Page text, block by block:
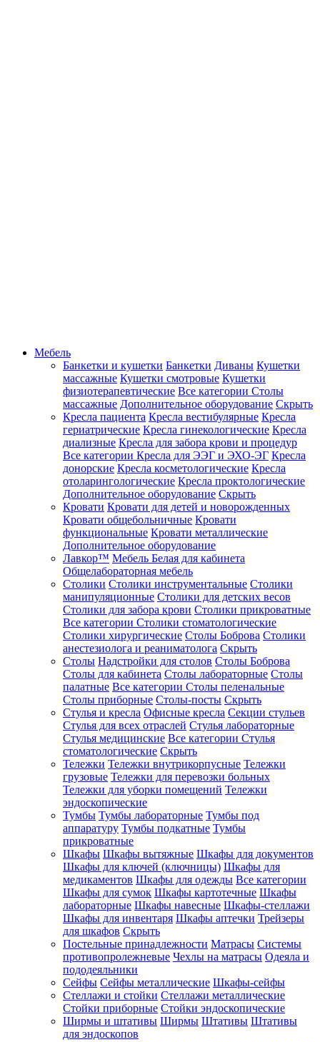
Мебель
Банкетки и кушетки Банкетки Диваны Кушетки
массажные Кушетки смотровые Кушетки
физиотерапевтические Все категории Столы
массажные Дополнительное оборудование Скрыть
Кресла пациента Кресла вестибулярные Кресла
гериатрические Кресла гинекологические Кресла
диализные Кресла для забора крови и процедур
Все категории Кресла для ЭЭГ и ЭХО-ЭГ Кресла
донорские Кресла косметологические Кресла
отоларингологические Кресла проктологические
Дополнительное оборудование Скрыть
Кровати Кровати для детей и новорожденных
Кровати общебольничные Кровати
функциональные Кровати металлические
Дополнительное оборудование
Лавкор™ Мебель Белая для кабинета
Общелабораторная мебель
Столики Столики инструментальные Столики
манипуляционные Столики для детских весов
Столики для забора крови Столики прикроватные
Все категории Столики стоматологические
Столики хирургические Столы Боброва Столики
анестезиолога и реаниматолога Скрыть
Столы Надстройки для столов Столы Боброва
Столы для кабинета Столы лабораторные Столы
палатные Все категории Столы пеленальные
Столы приборные Столы-посты Скрыть
Стулья и кресла Офисные кресла Секции стульев
Стулья для всех отраслей Стулья лабораторные
Стулья медицинские Все категории Стулья
стоматологические Скрыть
Тележки Тележки внутрикорпусные Тележки
грузовые Тележки для перевозки больных
Тележки для уборки помещений Тележки
эндоскопические
Тумбы Тумбы лабораторные Тумбы под
аппаратуру Тумбы подкатные Тумбы
прикроватные
Шкафы Шкафы вытяжные Шкафы для документов
Шкафы для ключей (ключницы) Шкафы для
медикаментов Шкафы для одежды Все категории
Шкафы для сумок Шкафы картотечные Шкафы
лабораторные Шкафы навесные Шкафы-стеллажи
Шкафы для инвентаря Шкафы аптечки Трейзеры
для шкафов Скрыть
Постельные принадлежности Матрасы Системы
противопролежневые Чехлы на матрасы Одеяла и
пододеяльники
Сейфы Сейфы металлические Шкафы-сейфы
Стеллажи и стойки Стеллажи металлические
Стойки приборные Стойки эндоскопические
Ширмы и штативы Ширмы Штативы Штативы
для эндоскопов